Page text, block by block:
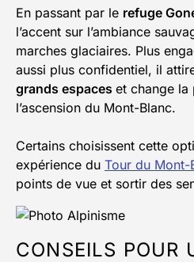
En passant par le refuge
l’accent sur l’ambiance
marches glaciaires. Plus
aussi plus confidentiel, il
grands espaces et change la
l’ascension du Mont-Blanc.
Certains choisissent cette
expérience du Tour du Mont-
points de vue et sortir des
CONSEILS POUR